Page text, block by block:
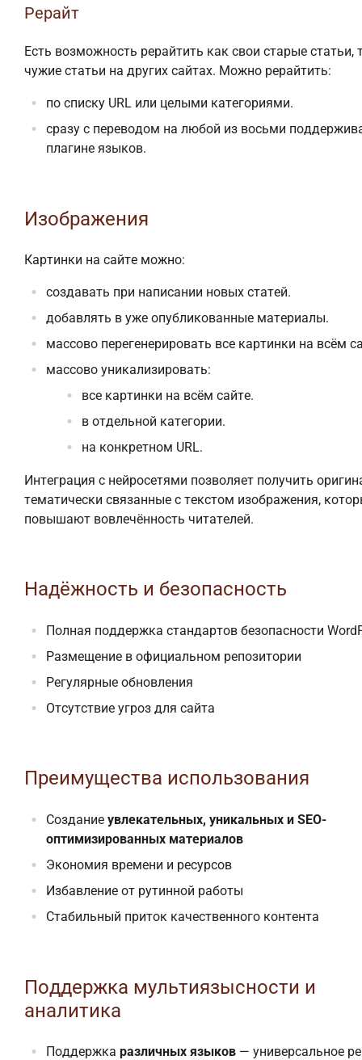
Рерайт
Есть возможность рерайтить как свои старые статьи,
чужие статьи на других сайтах. Можно рерайтить:
по списку URL или целыми категориями.
сразу с переводом на любой из восьми
плагине языков.
Изображения
Картинки на сайте можно:
создавать при написании новых статей.
добавлять в уже опубликованные материалы.
массово перегенерировать все картинки на всём
массово уникализировать:
все картинки на всём сайте.
в отдельной категории.
на конкретном URL.
Интеграция с нейросетями позволяет получить
тематически связанные с текстом изображения,
повышают вовлечённость читателей.
Надёжность и безопасность
Полная поддержка стандартов безопасности
Размещение в официальном репозитории
Регулярные обновления
Отсутствие угроз для сайта
Преимущества использования
Созданиеувлекательных, уникальных и SEO-
оптимизированных материалов
Экономия времени и ресурсов
Избавление от рутинной работы
Стабильный приток качественного контента
Поддержка мультиязысности и
аналитика
Поддержкаразличных языков — универсальное